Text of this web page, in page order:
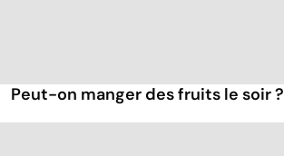
Peut-on manger des fruits le soir ?